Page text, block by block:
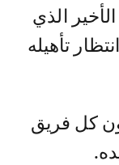
الذي
تأهيله
كل فريق